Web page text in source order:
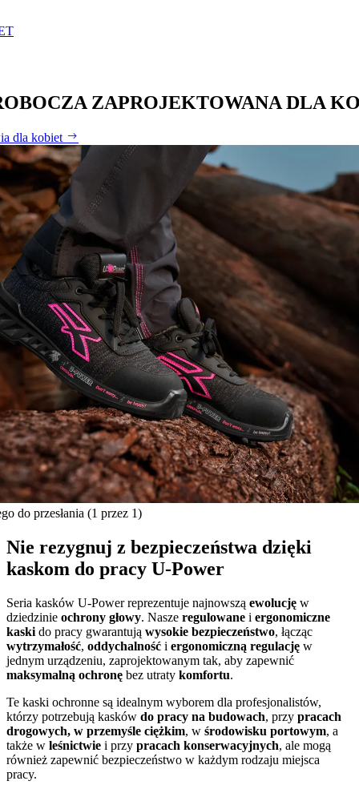
ZAPROJEKTOWANA DLA
dla kobiet
do przesłania (1 przez 1)
Nie rezygnuj z bezpieczeństwa dzięki
kaskom do pracy U‑Power
Seria kasków U-Power reprezentuje najnowszą ewolucję w
dziedzinie ochrony głowy. Nasze regulowane i ergonomiczne
kaski do pracy gwarantują wysokie bezpieczeństwo, łącząc
wytrzymałość, oddychalność i ergonomiczną regulację w
jednym urządzeniu, zaprojektowanym tak, aby zapewnić
maksymalną ochronę bez utraty komfortu.
Te kaski ochronne są idealnym wyborem dla profesjonalistów,
którzy potrzebują kasków do pracy na budowach, przy pracach
drogowych, w przemyśle ciężkim, w środowisku portowym, a
także w leśnictwie i przy pracach konserwacyjnych, ale mogą
również zapewnić bezpieczeństwo w każdym rodzaju miejsca
pracy.